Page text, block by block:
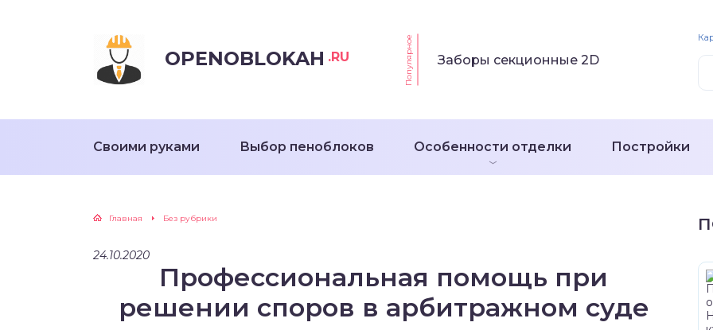
OPENOBLOKAH .RU Популярное Заборы секционные 2D
Своими руками Выбор пеноблоков Особенности отделки Постройки
Главная Без рубрики
24.10.2020
Профессиональная помощь при
решении споров в арбитражном суде